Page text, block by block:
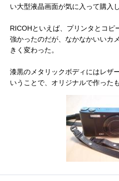
い大型液晶画面が気に入って購入し
RICOHといえば、プリンタとコピ
強かったのだが、なかなかいいカ
きく変わった。
漆黒のメタリックボディにはレザ
いうことで、オリジナルで作った